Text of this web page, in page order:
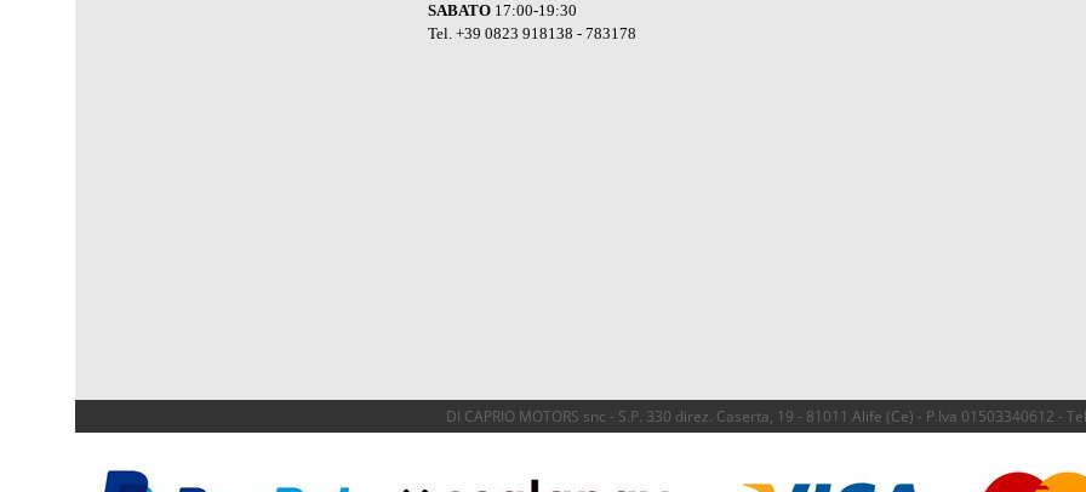
SABATO 17:00-19:30
Tel. +39 0823 918138 - 783178
DI CAPRIO MOTORS snc - S.P. 330 direz. Caserta, 19 - 81011 Alife (Ce) - P.Iva 01503340612 -